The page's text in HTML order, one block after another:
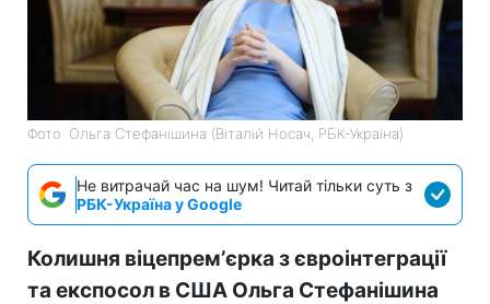
Фото: Ольга Стефанішина (Віталій Носач, РБК-Україна)
Не витрачай час на шум! Читай тільки суть з
РБК-Україна у Google
Колишня віцепремʼєрка з євроінтеграції
та експосол в США Ольга Стефанішина